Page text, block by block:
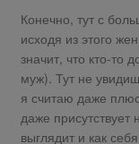
Конечно, тут с
исходя из этого
значит, что кто-то
муж). Тут не
я считаю даже
даже присутствует
выглядит и как